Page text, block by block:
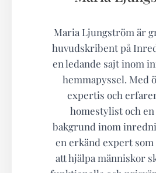
Maria Ljungström är
huvudskribent på
en ledande sajt inom
hemmapyssel. Med
expertis och
homestylist och
bakgrund inom
en erkänd expert
att hjälpa människor